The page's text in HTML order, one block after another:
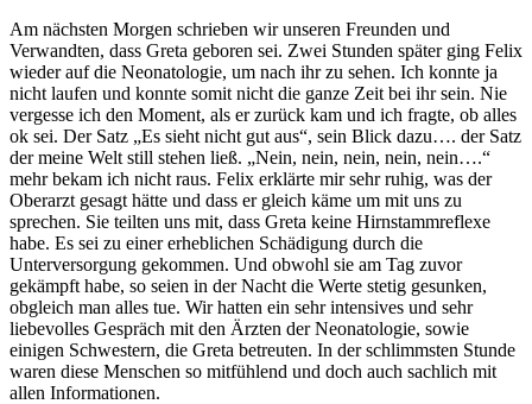
Am nächsten Morgen schrieben wir unseren Freunden und
Verwandten, dass Greta geboren sei. Zwei Stunden später ging Felix
wieder auf die Neonatologie, um nach ihr zu sehen. Ich konnte ja
nicht laufen und konnte somit nicht die ganze Zeit bei ihr sein. Nie
vergesse ich den Moment, als er zurück kam und ich fragte, ob alles
ok sei. Der Satz „Es sieht nicht gut aus“, sein Blick dazu…. der Satz
der meine Welt still stehen ließ. „Nein, nein, nein, nein, nein….“
mehr bekam ich nicht raus. Felix erklärte mir sehr ruhig, was der
Oberarzt gesagt hätte und dass er gleich käme um mit uns zu
sprechen. Sie teilten uns mit, dass Greta keine Hirnstammreflexe
habe. Es sei zu einer erheblichen Schädigung durch die
Unterversorgung gekommen. Und obwohl sie am Tag zuvor
gekämpft habe, so seien in der Nacht die Werte stetig gesunken,
obgleich man alles tue. Wir hatten ein sehr intensives und sehr
liebevolles Gespräch mit den Ärzten der Neonatologie, sowie
einigen Schwestern, die Greta betreuten. In der schlimmsten Stunde
waren diese Menschen so mitfühlend und doch auch sachlich mit
allen Informationen.